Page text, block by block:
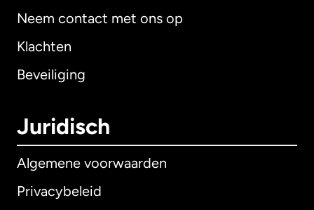
Neem contact met ons op
Klachten
Beveiliging
Juridisch
Algemene voorwaarden
Privacybeleid